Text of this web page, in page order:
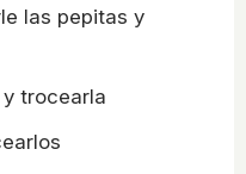
las pepitas y
trocearla